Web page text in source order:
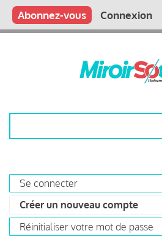
Aller
contenu
Main
Qui sommes nous ?
Vous publiez
Nous publions
Contactez-nous
Abonnez-vous Connexion
Primary
tabs
Se connecter
Créer un nouveau compte
actif)
Réinitialiser votre mot de passe